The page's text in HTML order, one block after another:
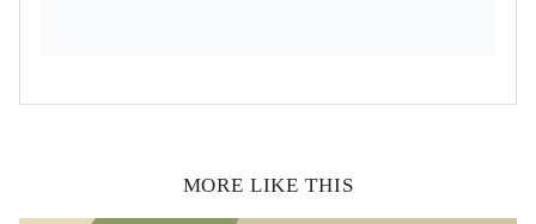
MORE LIKE THIS